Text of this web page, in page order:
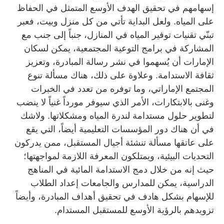
إسهامهم في تحقيق الهدف الأوسع المتمثل في الحفاظ
على المياه. ولعل البداية تأتي من كل منزل وبيت، فعبر
تبنّي تقنيات توفير المياه في المنازل، جنباً إلى جنب مع
المشاركة في برامج التوعية المجتمعية، يمكن لسكان
الإمارات أن يُسهموا في نشر رسالة المبادرة، وتعزيز
ثقافة الاستدامة. وعلاوة على ذلك، هناك مسألة تنوع
المجتمع الإماراتي، وما توفره من تعدد في الخبرات
وغنى بالابتكارات، الأمر الذي سيوفر مورداً غنياً لا ينضب
لتطوير حلول مستدامة لندرة المياه ومشكلاتها. ولاشك
في أن هناك دور المؤسسات التعليمية أيضاً، التي يقع
على عاتقها مسألة تنشئة أجيال المستقبل، ممن يدركون
التحديات البيئية، ويمتلكون المعرفة اللازمة لمواجهتها؛
حيث إنه من خلال دمج الاستدامة المائية في المناهج
الدراسية، يمكن للمدارس والجامعات إعداد الطلاب
للإسهام بشكل هادف في تحقيق أهداف المبادرة، وأيضاً
تزويدهم بالرؤية الأوسع للمستقبل المستدام.